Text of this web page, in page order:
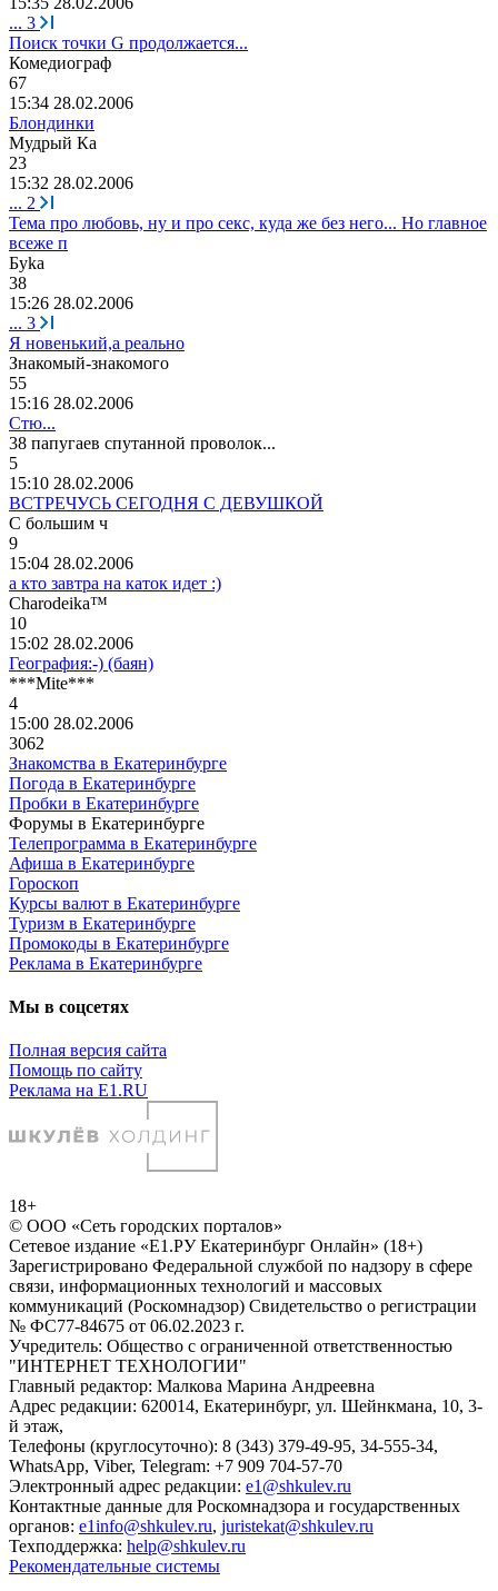
... 3
Поиск точки G продолжается...
Комедиограф
67
15:34 28.02.2006
Блондинки
Мудрый Ка
23
15:32 28.02.2006
... 2
Тема про любовь, ну и про секс, куда же без него... Но главное
всеже п
Буkа
38
15:26 28.02.2006
... 3
Я новенький,а реально
Знакомый-знакомого
55
15:16 28.02.2006
Стю...
38 папугаев спутанной проволок...
5
15:10 28.02.2006
ВСТРЕЧУСЬ СЕГОДНЯ С ДЕВУШКОЙ
С большим ч
9
15:04 28.02.2006
а кто завтра на каток идет :)
Charodeika™
10
15:02 28.02.2006
География:-) (баян)
***Mite***
4
15:00 28.02.2006
3062
Знакомства в Екатеринбурге
Погода в Екатеринбурге
Пробки в Екатеринбурге
Форумы в Екатеринбурге
Телепрограмма в Екатеринбурге
Афиша в Екатеринбурге
Гороскоп
Курсы валют в Екатеринбурге
Туризм в Екатеринбурге
Промокоды в Екатеринбурге
Реклама в Екатеринбурге
Мы в соцсетях
Полная версия сайта
Помощь по сайту
Реклама на E1.RU
18+
© ООО «Сеть городских порталов»
Сетевое издание «Е1.РУ Екатеринбург Онлайн» (18+)
Зарегистрировано Федеральной службой по надзору в сфере
связи, информационных технологий и массовых
коммуникаций (Роскомнадзор) Свидетельство о регистрации
№ ФС77-84675 от 06.02.2023 г.
Учредитель: Общество с ограниченной ответственностью
"ИНТЕРНЕТ ТЕХНОЛОГИИ"
Главный редактор: Малкова Марина Андреевна
Адрес редакции: 620014, Екатеринбург, ул. Шейнкмана, 10, 3-
й этаж,
Телефоны (круглосуточно): 8 (343) 379-49-95, 34-555-34,
WhatsApp, Viber, Telegram: +7 909 704-57-70
Электронный адрес редакции: e1@shkulev.ru
Контактные данные для Роскомнадзора и государственных
органов: e1info@shkulev.ru, juristekat@shkulev.ru
Техподдержка: help@shkulev.ru
Рекомендательные системы